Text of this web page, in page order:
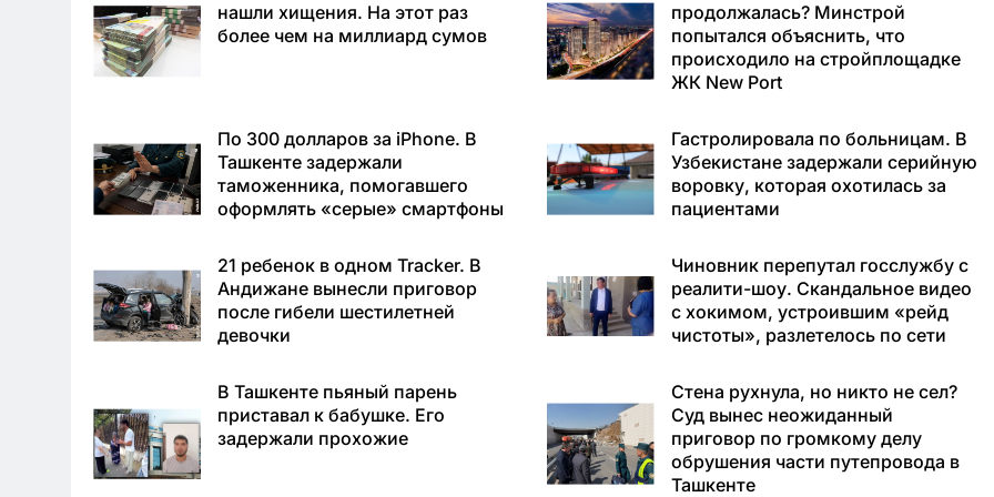
нашли хищения. На этот раз
более чем на миллиард сумов
продолжалась? Минстрой
попытался объяснить, что
происходило на стройплощадке
ЖК New Port
По 300 долларов за iPhone. В
Ташкенте задержали
таможенника, помогавшего
оформлять «серые» смартфоны
Гастролировала по больницам. В
Узбекистане задержали серийную
воровку, которая охотилась за
пациентами
21 ребенок в одном Tracker. В
Андижане вынесли приговор
после гибели шестилетней
девочки
Чиновник перепутал госслужбу с
реалити-шоу. Скандальное видео
с хокимом, устроившим «рейд
чистоты», разлетелось по сети
В Ташкенте пьяный парень
приставал к бабушке. Его
задержали прохожие
Стена рухнула, но никто не сел?
Суд вынес неожиданный
приговор по громкому делу
обрушения части путепровода в
Ташкенте